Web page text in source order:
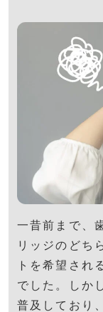
一昔前まで、
リッジのどち
トを希望され
でした。しか
普及しており